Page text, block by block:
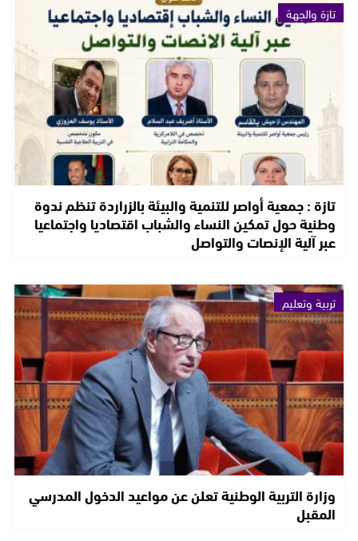
تازة والجهة
تازة : جمعية أواصر للتنمية والبيئة بالزراردة تنظم ندوة
وطنية حول تمكين النساء والشباب اقتصاديا واجتماعيا
عبر آلية الإنصات والتواصل
تربية وتعليم
وزارة التربية الوطنية تعلن عن مواعيد الدخول المدرسي
المقبل